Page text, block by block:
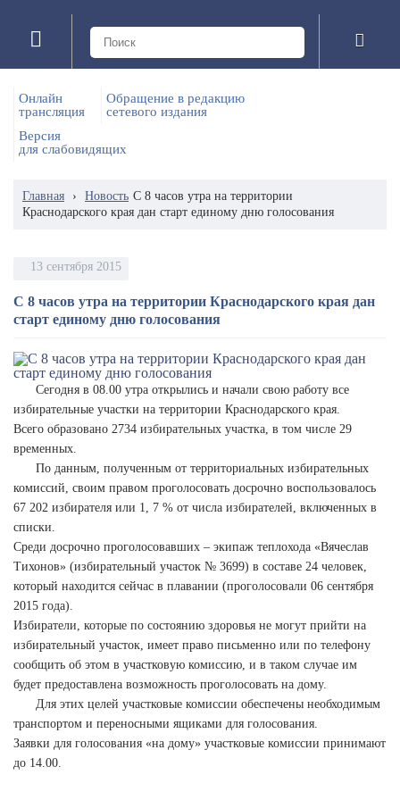
Онлайн
трансляция
Обращение в редакцию
сетевого издания
Версия
для слабовидящих
Главная › Новость С 8 часов утра на территории
Краснодарского края дан старт единому дню голосования
13 сентября 2015
С 8 часов утра на территории Краснодарского края дан
старт единому дню голосования
Сегодня в 08.00 утра открылись и начали свою работу все
избирательные участки на территории Краснодарского края.
Всего образовано 2734 избирательных участка, в том числе 29
временных.
По данным, полученным от территориальных избирательных
комиссий, своим правом проголосовать досрочно воспользовалось
67 202 избирателя или 1, 7 % от числа избирателей, включенных в
списки.
Среди досрочно проголосовавших – экипаж теплохода «Вячеслав
Тихонов» (избирательный участок № 3699) в составе 24 человек,
который находится сейчас в плавании (проголосовали 06 сентября
2015 года).
Избиратели, которые по состоянию здоровья не могут прийти на
избирательный участок, имеет право письменно или по телефону
сообщить об этом в участковую комиссию, и в таком случае им
будет предоставлена возможность проголосовать на дому.
Для этих целей участковые комиссии обеспечены необходимым
транспортом и переносными ящиками для голосования.
Заявки для голосования «на дому» участковые комиссии принимают
до 14.00.